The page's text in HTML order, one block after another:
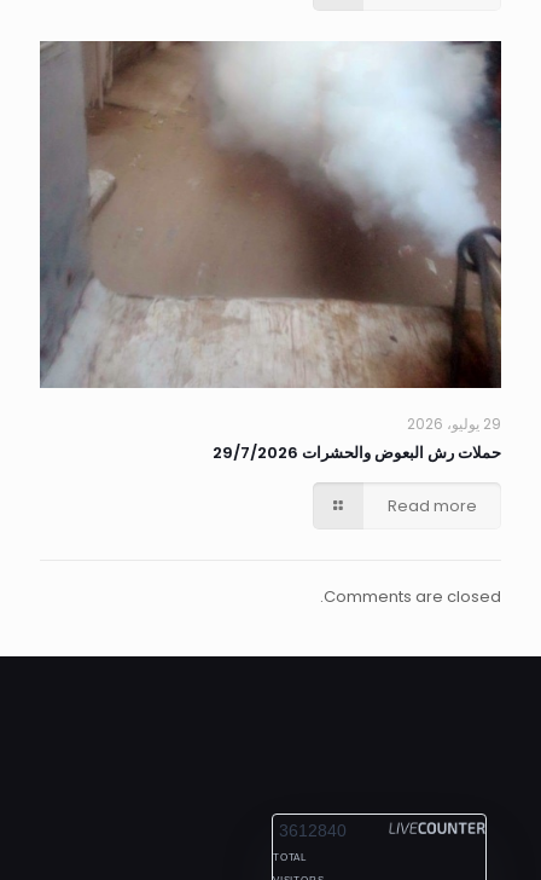
29 يوليو، 2026
حملات رش البعوض والحشرات 29/7/2026
Read more
Comments are closed.
3612840
TOTAL